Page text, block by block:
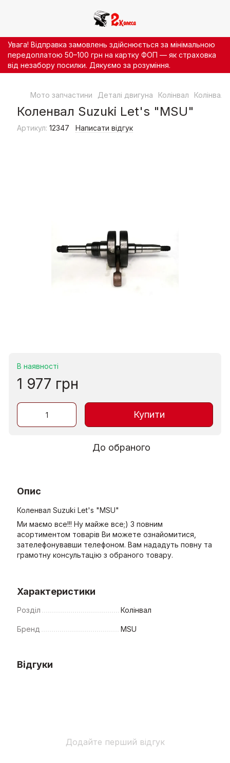
Увага! Відправка замовлень здійснюється за мінімальною
передоплатою 50–100 грн на картку ФОП — як страховка
від незабору посилки. Дякуємо за розуміння.
Мото запчастини Деталі двигуна Колінвал Колінвал
Коленвал Suzuki Let's "MSU"
Артикул: 12347 Написати відгук
В наявності
1 977 грн
Купити
До обраного
Опис
Коленвал Suzuki Let's "MSU"
Ми маємо все!!! Ну майже все;) З повним
асортиментом товарів Ви можете ознайомитися,
зателефонувавши телефоном. Вам нададуть повну та
грамотну консультацію з обраного товару.
Характеристики
Розділ Колінвал
Бренд MSU
Відгуки
Додайте перший відгук